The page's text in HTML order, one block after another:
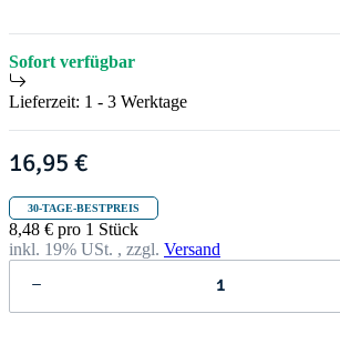
Sofort verfügbar
Lieferzeit: 1 - 3 Werktage
16,95 €
30-TAGE-BESTPREIS
8,48 € pro 1 Stück
inkl. 19% USt. , zzgl. Versand